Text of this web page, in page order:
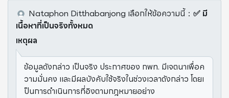
Nataphon Ditthabanjong เลือกให้ข้อความนี้： ✅ มี
เนื้อหาที่เป็นจริงทั้งหมด
เหตุผล
ข้อมูลดังกล่าว เป็นจริง ประกาศของ กพท. มีเจตนาเพื่อค
วามมั่นคง และมีผลบังคับใช้จริงในช่วงเวลาดังกล่าว โดยเ
ป็นการดำเนินการที่อิงตามกฎหมายอย่าง